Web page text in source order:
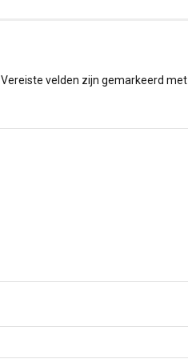
Vereiste velden zijn gemarkeerd met